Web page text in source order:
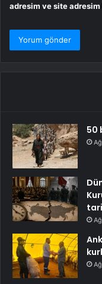
adresim ve site
50